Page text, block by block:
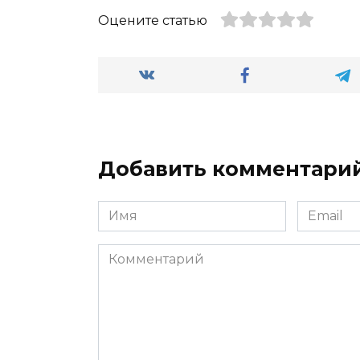
Оцените статью
Добавить
Имя
*
Email
*
Комментарий